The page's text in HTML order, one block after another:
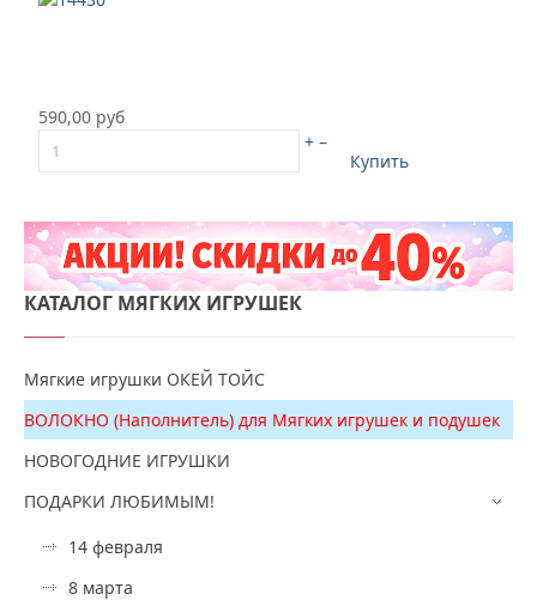
590,00 руб
+ –
Купить
КАТАЛОГ МЯГКИХ ИГРУШЕК
Мягкие игрушки ОКЕЙ ТОЙС
ВОЛОКНО (Наполнитель) для Мягких игрушек и подушек
НОВОГОДНИЕ ИГРУШКИ
ПОДАРКИ ЛЮБИМЫМ!
14 февраля
8 марта